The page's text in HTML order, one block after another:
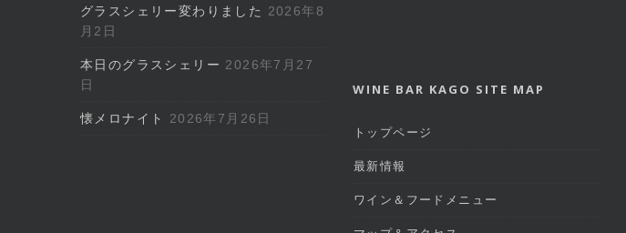
グラスシェリー変わりました
2026年8
月2日
本日のグラスシェリー 2026年7月27
日
懐メロナイト 2026年7月26日
WINE BAR KAGO SITE MAP
トップページ
最新情報
ワイン＆フードメニュー